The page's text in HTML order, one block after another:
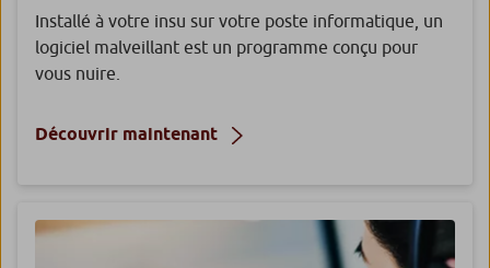
Installé à votre insu sur votre poste informatique, un
logiciel malveillant est un programme conçu pour
vous nuire.
Découvrir maintenant